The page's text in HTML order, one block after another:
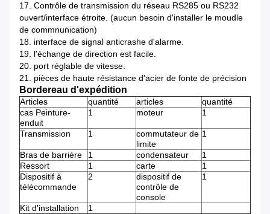
17. Contrôle de transmission du réseau RS285 ou RS232
ouvert/interface étroite. (aucun besoin d'installer le moudle
de commnunication)
18. interface de signal anticrashe d'alarme.
19. l'échange de direction est facile.
20. port réglable de vitesse.
21. pièces de haute résistance d'acier de fonte de précision
Bordereau d'expédition
Articles quantité articles
quantité
cas Peinture-
enduit
1 moteur 1
Transmission 1
commutateur de
limite
1
Bras de barrière 1 condensateur
1
Ressort
1 carte
1
Dispositif à
télécommande
2
dispositif de
contrôle de
console
1
Kit d'installation 1